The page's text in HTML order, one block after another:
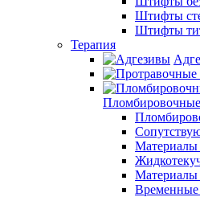
Штифты
Штифты
Терапия
Материалы
Материалы
Временные